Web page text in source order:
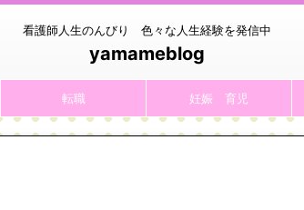
看護師人生のんびり 色々な人生経験を発信中
yamameblog
転職 妊娠 育児